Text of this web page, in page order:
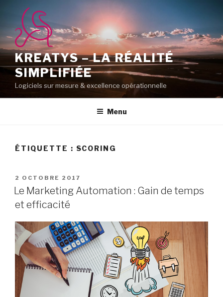
contenu
principal
KREATYS – LA RÉALITÉ
SIMPLIFIÉE
Logiciels sur mesure & excellence opérationnelle
Menu
ÉTIQUETTE : SCORING
PUBLIÉ
LE
2 OCTOBRE 2017
Le Marketing Automation : Gain de temps
et efficacité